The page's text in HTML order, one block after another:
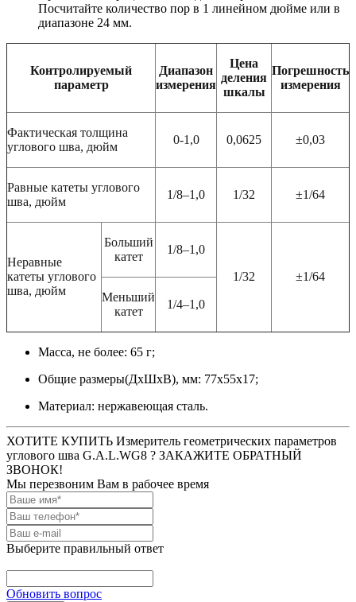
Посчитайте количество пор в 1 линейном дюйме или в
диапазоне 24 мм.
Контролируемый
параметр
Диапазон
измерения
Цена
деления
шкалы
Погрешность
измерения
Фактическая толщина
углового шва, дюйм
0-1,0 0,0625 ±0,03
Равные катеты углового
шва, дюйм
1/8–1 ,0 1/32 ±1/64
Неравные
катеты углового
шва, дюйм
Больший
катет
1/8–1 ,0
1/32
±1/64
Меньший
катет
1/4–1 ,0
Масса, не более: 65 г;
Общие размеры(ДхШхВ), мм: 77х55х17;
Материал: нержавеющая сталь.
ХОТИТЕ КУПИТЬ Измеритель геометрических параметров
углового шва G.A.L.WG8 ? ЗАКАЖИТЕ ОБРАТНЫЙ
ЗВОНОК!
Мы перезвоним Вам в рабочее время
Выберите правильный ответ
Обновить вопрос